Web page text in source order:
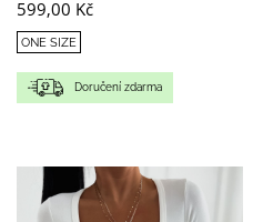
599,00 Kč
ONE SIZE
Doručení zdarma